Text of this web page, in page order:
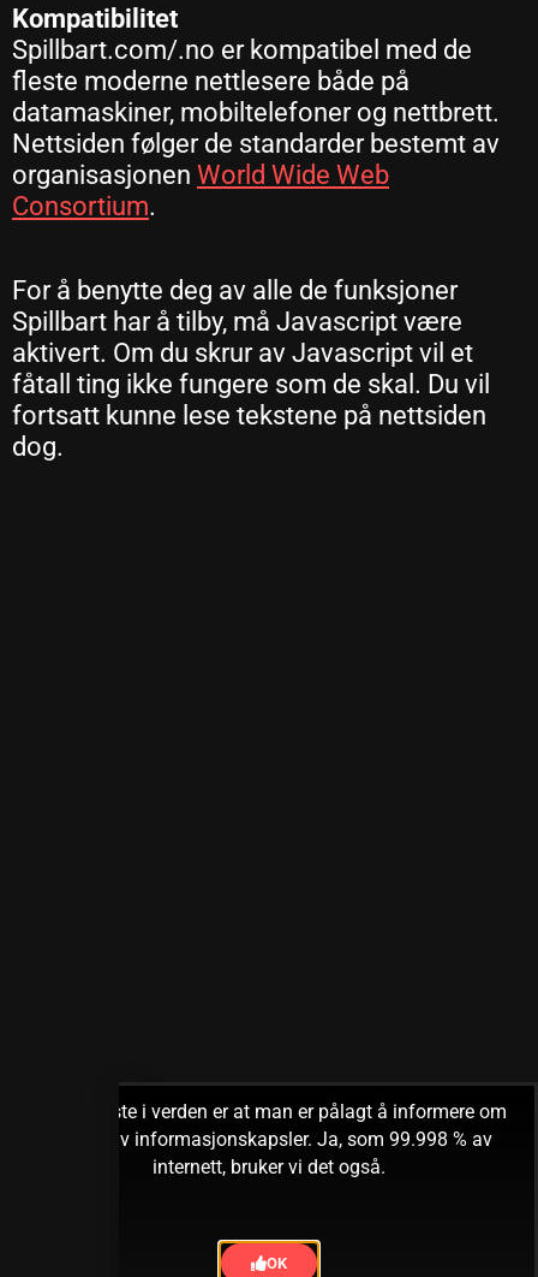
Kompatibilitet
Spillbart.com/.no er kompatibel med de
fleste moderne nettlesere både på
datamaskiner, mobiltelefoner og nettbrett.
Nettsiden følger de standarder bestemt av
organisasjonen World Wide Web
Consortium.
For å benytte deg av alle de funksjoner
Spillbart har å tilby, må Javascript være
aktivert. Om du skrur av Javascript vil et
fåtall ting ikke fungere som de skal. Du vil
fortsatt kunne lese tekstene på nettsiden
dog.
Det teisteste i verden er at man er pålagt å informere om
bruken av informasjonskapsler. Ja, som 99.998 % av
internett, bruker vi det også.
OK